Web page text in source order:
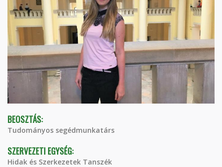
BEOSZTÁS:
Tudományos segédmunkatárs
SZERVEZETI EGYSÉG:
Hidak és Szerkezetek Tanszék